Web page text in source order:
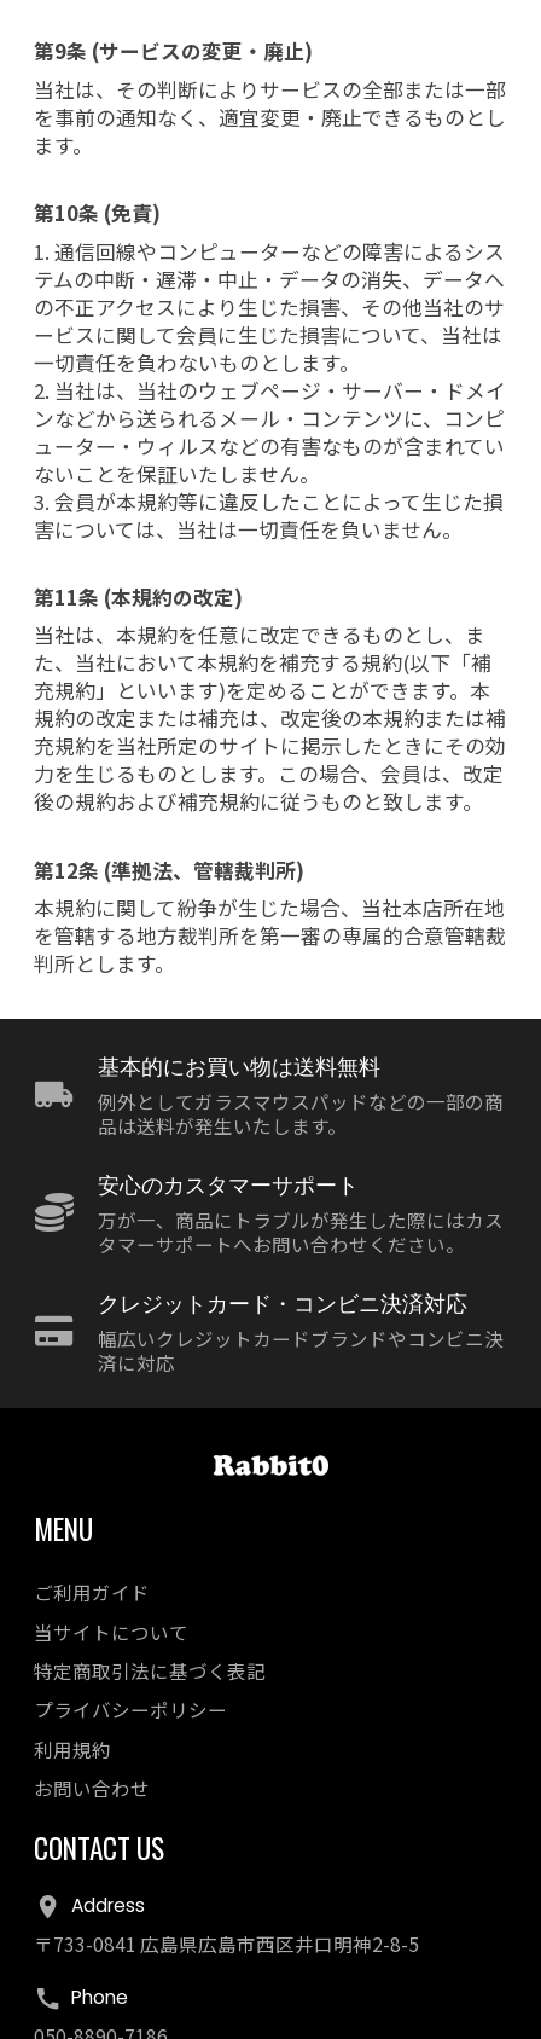
第9条 (サービスの変更・廃止)
当社は、その判断によりサービスの全部または一部
を事前の通知なく、適宜変更・廃止できるものとし
ます。
第10条 (免責)
1. 通信回線やコンピューターなどの障害によるシス
テムの中断・遅滞・中止・データの消失、データへ
の不正アクセスにより生じた損害、その他当社のサ
ービスに関して会員に生じた損害について、当社は
一切責任を負わないものとします。
2. 当社は、当社のウェブページ・サーバー・ドメイ
ンなどから送られるメール・コンテンツに、コンピ
ューター・ウィルスなどの有害なものが含まれてい
ないことを保証いたしません。
3. 会員が本規約等に違反したことによって生じた損
害については、当社は一切責任を負いません。
第11条 (本規約の改定)
当社は、本規約を任意に改定できるものとし、ま
た、当社において本規約を補充する規約(以下「補
充規約」といいます)を定めることができます。本
規約の改定または補充は、改定後の本規約または補
充規約を当社所定のサイトに掲示したときにその効
力を生じるものとします。この場合、会員は、改定
後の規約および補充規約に従うものと致します。
第12条 (準拠法、管轄裁判所)
本規約に関して紛争が生じた場合、当社本店所在地
を管轄する地方裁判所を第一審の専属的合意管轄裁
判所とします。
基本的にお買い物は送料無料
例外としてガラスマウスパッドなどの一部の商
品は送料が発生いたします。
安心のカスタマーサポート
万が一、商品にトラブルが発生した際にはカス
タマーサポートへお問い合わせください。
クレジットカード・コンビニ決済対応
幅広いクレジットカードブランドやコンビニ決
済に対応
MENU
ご利用ガイド
当サイトについて
特定商取引法に基づく表記
プライバシーポリシー
利用規約
お問い合わせ
CONTACT US
Address
〒733-0841 広島県広島市西区井口明神2-8-5
Phone